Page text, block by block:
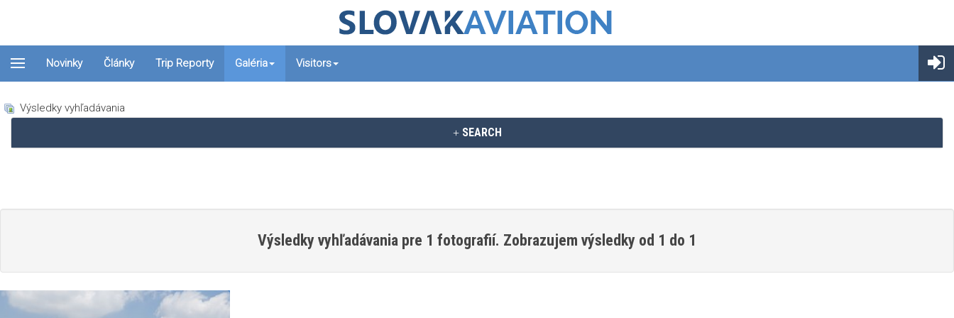
Novinky Články Trip Reporty Galéria Visitors
Výsledky vyhľadávania
SEARCH
Výsledky vyhľadávania pre 1 fotografií. Zobrazujem výsledky od 1 do 1